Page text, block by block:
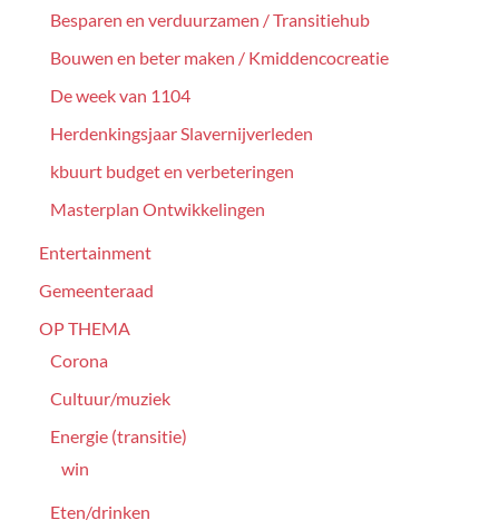
Besparen en verduurzamen / Transitiehub
Bouwen en beter maken / Kmiddencocreatie
De week van 1104
Herdenkingsjaar Slavernijverleden
kbuurt budget en verbeteringen
Masterplan Ontwikkelingen
Entertainment
Gemeenteraad
OP THEMA
Corona
Cultuur/muziek
Energie (transitie)
win
Eten/drinken